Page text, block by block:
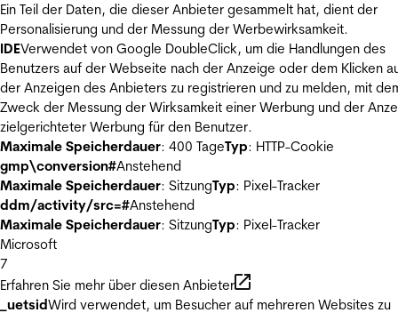
Ein Teil der Daten, die dieser Anbieter gesammelt hat, dient der
Personalisierung und der Messung der Werbewirksamkeit.
IDEVerwendet von Google DoubleClick, um die Handlungen des
Benutzers auf der Webseite nach der Anzeige oder dem Klicken
der Anzeigen des Anbieters zu registrieren und zu melden, mit
Zweck der Messung der Wirksamkeit einer Werbung und der
zielgerichteter Werbung für den Benutzer.
Maximale Speicherdauer: 400 TageTyp: HTTP-Cookie
gmp\conversion#Anstehend
Maximale Speicherdauer: SitzungTyp: Pixel-Tracker
ddm/activity/src=#Anstehend
Maximale Speicherdauer: SitzungTyp: Pixel-Tracker
Microsoft
7
Erfahren Sie mehr über diesen Anbieter
_uetsidWird verwendet, um Besucher auf mehreren Websites zu